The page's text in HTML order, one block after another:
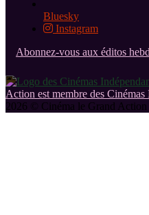
Bluesky
Instagram
Abonnez-vous aux éditos
Action est membre des Cinémas
2026 © Cinéma le Grand Action